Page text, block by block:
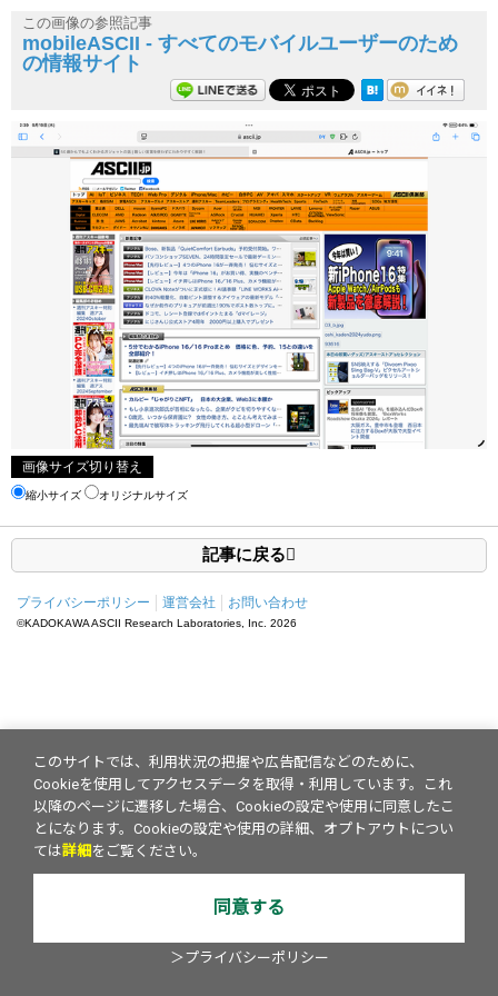
この画像の参照記事
mobileASCII - すべてのモバイルユーザーのため
の情報サイト
画像サイズ切り替え
縮小サイズ オリジナルサイズ
記事に戻る
プライバシーポリシー 運営会社 お問い合わせ
©KADOKAWA ASCII Research Laboratories, Inc. 2026
このサイトでは、利用状況の把握や広告配信などのために、
Cookieを使用してアクセスデータを取得・利用しています。これ
以降のページに遷移した場合、Cookieの設定や使用に同意したこ
とになります。Cookieの設定や使用の詳細、オプトアウトについ
ては詳細 をご覧ください。
同意する
＞プライバシーポリシー